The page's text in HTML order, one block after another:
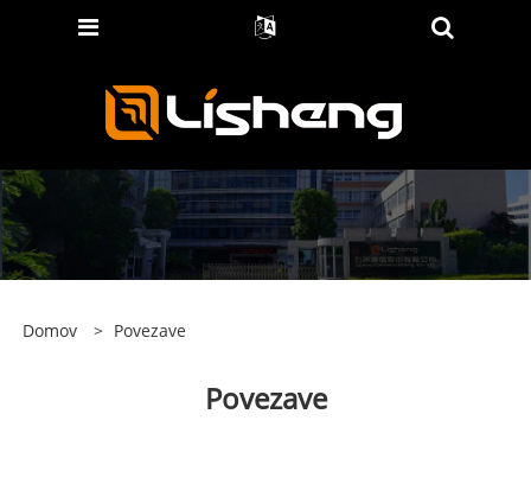
Domov > Povezave
Povezave